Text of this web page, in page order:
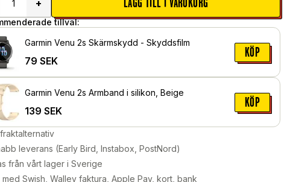
+ LÄGG TILL I VARUKORG
tillval:
Garmin Venu 2s Skärmskydd - Skyddsfilm
79 SEK
KÖP
Garmin Venu 2s Armband i silikon, Beige
139 SEK
KÖP
leverans (Early Bird, Instabox, PostNord)
från vårt lager i Sverige
med Swish, Walley faktura, Apple Pay, kort, bank